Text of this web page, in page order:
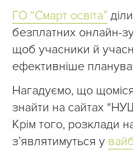
ГО “Смарт освіта”
безплатних онлайн-
щоб учасники й
ефективніше
Нагадуємо, що
знайти на сайтах
Крім того, розклади
з’являтимуться у